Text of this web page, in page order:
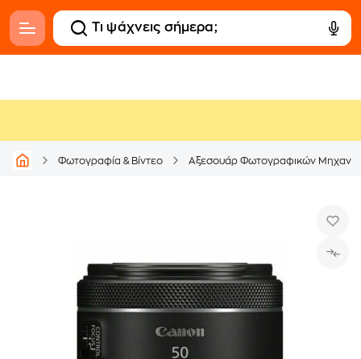
Φωτογραφία & Βίντεο Αξεσουάρ Φωτογραφικών